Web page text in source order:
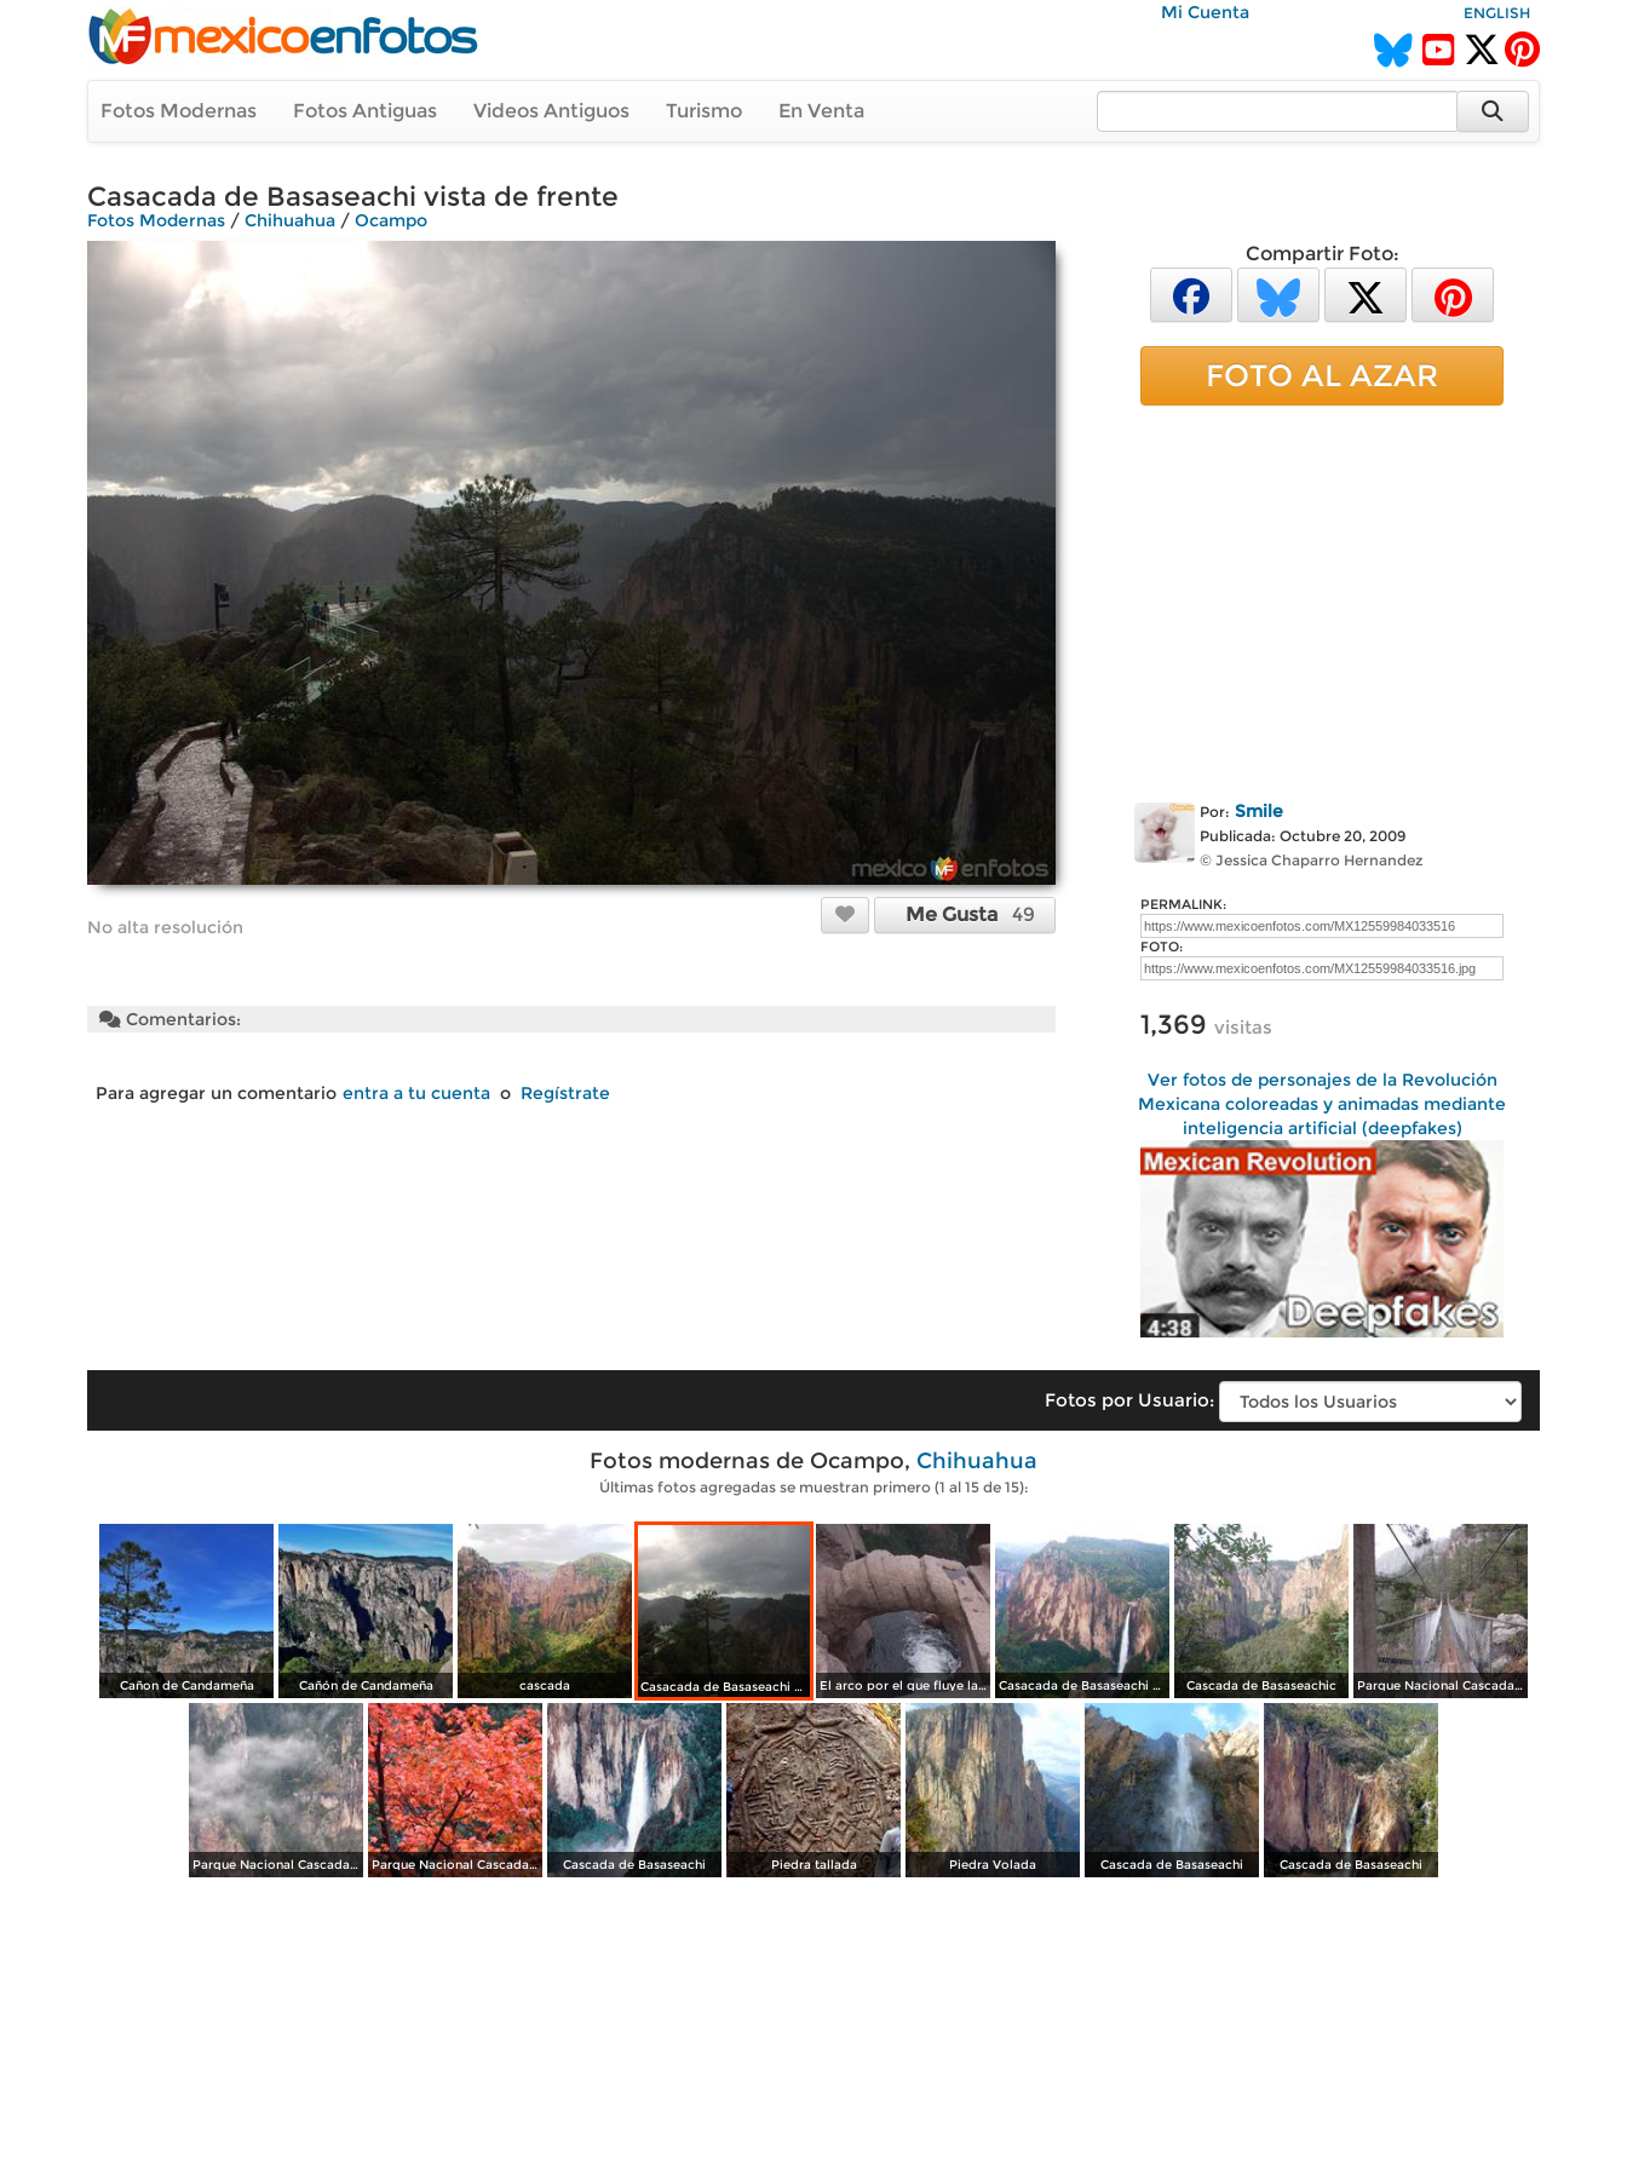
Mi Cuenta ENGLISH
Fotos Modernas Fotos Antiguas Videos Antiguos Turismo En Venta
Casacada de Basaseachi vista de frente
Fotos Modernas / Chihuahua / Ocampo
No alta resolución
Me Gusta 49
Comentarios:
Para agregar un comentario entra a tu cuenta o Regístrate
Compartir Foto:
FOTO AL AZAR
Por: Smile
Publicada: Octubre 20, 2009
© Jessica Chaparro Hernandez
PERMALINK:
FOTO:
1,369 visitas
Ver fotos de personajes de la Revolución
Mexicana coloreadas y animadas mediante
inteligencia artificial (deepfakes)
Fotos por Usuario:
Fotos modernas de Ocampo, Chihuahua
Últimas fotos agregadas se muestran primero (1 al 15 de 15):
Cañon de Candameña Cañón de Candameña cascada Casacada de Basaseachi vista de frente El arco por el que fluye la Cascada de Basaseachi Casacada de Basaseachi vista de frente Cascada de Basaseachic Parque Nacional Cascada de Basaseachi
Parque Nacional Cascada de Basaseachi Parque Nacional Cascada de Basaseachi Cascada de Basaseachi Piedra tallada Piedra Volada Cascada de Basaseachi Cascada de Basaseachi